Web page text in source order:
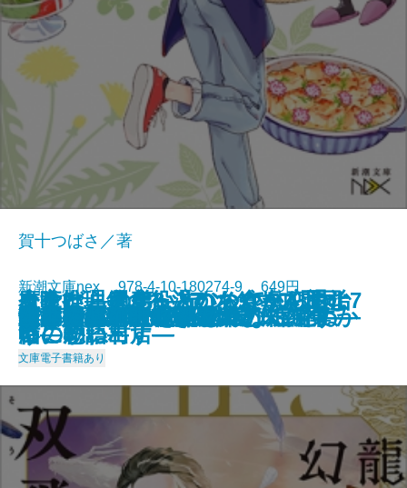
幽世の薬剤師6
嘘があふれた世界で
友喰い―鬼食役人のあやかし退治
帖―
もふもふ―犬猫まみれの短編集―
今夜は、鍋。―温かな食卓を囲む7
つの物語―
魔女推理―きっといつか、恋のよ
うに思い出す―
奇譚蒐集録―鉄環の娘と来訪神―
だってバズりたいじゃないですか
幽世の薬剤師5
雑草姫のレストラン
賀十つばさ／著
新潮文庫nex 978-4-10-180274-9 649円
2023/10/30
文庫電子書籍あり
龍ノ国幻想6 双飛の暁
魔女推理―嘘つき魔女が6度死ぬ―
コンビニ兄弟3―テンダネス門司
港こがね村店―
さよならの言い方なんて知らな
い。8
龍ノ国幻想5 双飛の闇
金春屋ゴメス 因果の刀
夏の約束、水の聲
ひとすじの光を辿れ
すべてはエマのために
幽世の薬剤師4